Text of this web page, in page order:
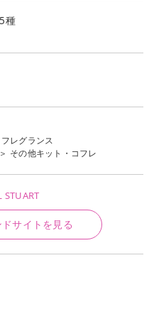
種
フレグランス
＞ その他キット・コフレ
サイトを見る